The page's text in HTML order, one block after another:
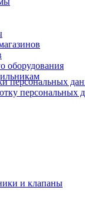
персональных
персональных
оборудования
и клапаны